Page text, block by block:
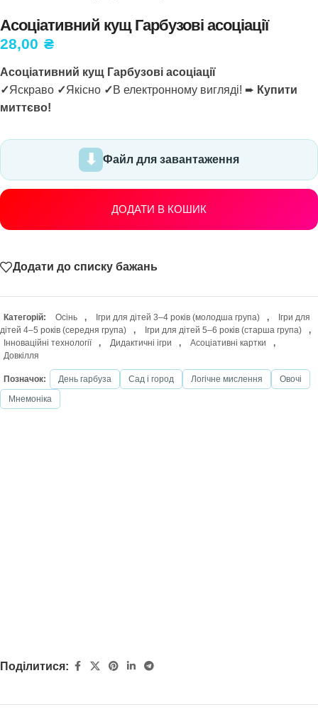
Асоціативний кущ Гарбузові асоціації
28,00 ₴
Асоціативний кущ Гарбузові асоціації
✓Яскраво ✓Якісно ✓В електронному вигляді! ➨ Купити
миттєво!
Файл для завантаження
ДОДАТИ В КОШИК
Додати до списку бажань
Категорій: Осінь , Ігри для дітей 3–4 років (молодша група) ,
Ігри для
дітей 4–5 років (середня група)
, Ігри для дітей 5–6 років (старша група)
,
Інноваційні технології
, Дидактичні ігри , Асоціативні картки
,
Довкілля
Позначок: День гарбуза Сад і город Логічне мислення
Овочі
Мнемоніка
Поділитися: